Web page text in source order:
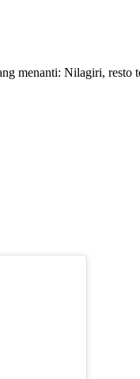
menanti: Nilagiri, resto